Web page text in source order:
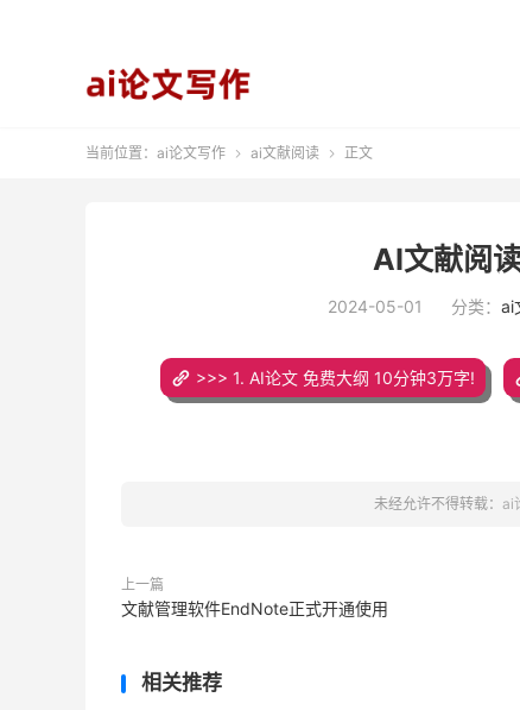
当前位置： ai论文写作  ai文献阅读  正文
AI文献阅
2024-05-01 分类： ai
>>> 1. AI论文 免费大纲 10分钟3万字!
未经允许不得转载： ai
上一篇
文献管理软件EndNote正式开通使用
相关推荐